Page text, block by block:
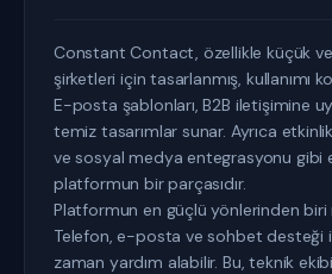
Constant Contact, özellikle küçük
şirketleri için tasarlanmış, kullanımı
E-posta şablonları, B2B iletişimine
temiz tasarımlar sunar. Ayrıca
ve sosyal medya entegrasyonu gibi
platformun bir parçasıdır.
Platformun en güçlü yönlerinden
Telefon, e-posta ve sohbet desteği
zaman yardım alabilir. Bu, teknik